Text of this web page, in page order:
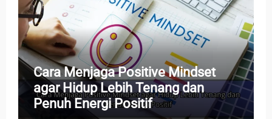
Cara Menjaga Positive Mindset
agar Hidup Lebih Tenang dan
Penuh Energi Positif